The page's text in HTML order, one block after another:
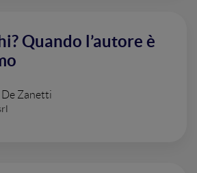
Quando l’autore è
De Zanetti